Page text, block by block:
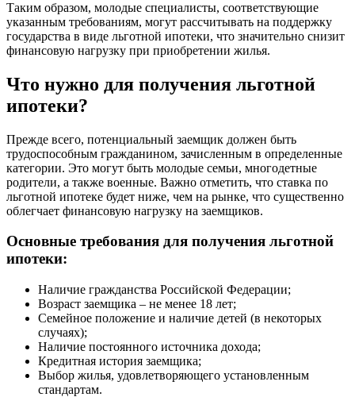
Таким образом, молодые специалисты, соответствующие
указанным требованиям, могут рассчитывать на поддержку
государства в виде льготной ипотеки, что значительно снизит
финансовую нагрузку при приобретении жилья.
Что нужно для получения льготной
ипотеки?
Прежде всего, потенциальный заемщик должен быть
трудоспособным гражданином, зачисленным в определенные
категории. Это могут быть молодые семьи, многодетные
родители, а также военные. Важно отметить, что ставка по
льготной ипотеке будет ниже, чем на рынке, что существенно
облегчает финансовую нагрузку на заемщиков.
Основные требования для получения льготной
ипотеки:
Наличие гражданства Российской Федерации;
Возраст заемщика – не менее 18 лет;
Семейное положение и наличие детей (в некоторых
случаях);
Наличие постоянного источника дохода;
Кредитная история заемщика;
Выбор жилья, удовлетворяющего установленным
стандартам.